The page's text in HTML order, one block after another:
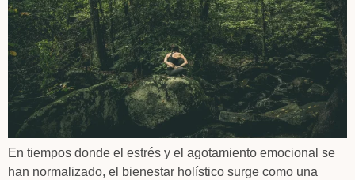
En tiempos donde el estrés y el agotamiento emocional se
han normalizado, el bienestar holístico surge como una